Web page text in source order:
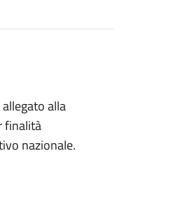
alla
finalità
nazionale.